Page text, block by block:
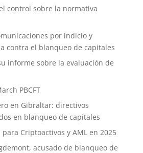
control sobre la normativa
por indicio y
contra el blanqueo de capitales
informe sobre la evaluación de
PBCFT
en Gibraltar: directivos
en blanqueo de capitales
Criptoactivos y AML en 2025
acusado de blanqueo de